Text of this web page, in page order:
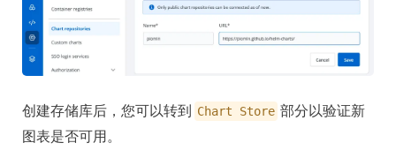
创建存储库后，您可以转到 Chart Store 部分以验证新
图表是否可用。